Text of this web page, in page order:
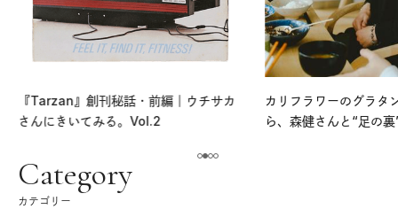
『Tarzan』創刊秘話・前編｜ウチサカ
さんにきいてみる。Vol.2
カリフラワーのグラタ
ら、森健さんと“足の
Category
カテゴリー